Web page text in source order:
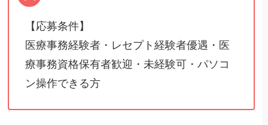
【応募条件】
医療事務経験者・レセプト経験者優遇・医
療事務資格保有者歓迎・未経験可・パソコ
ン操作できる方